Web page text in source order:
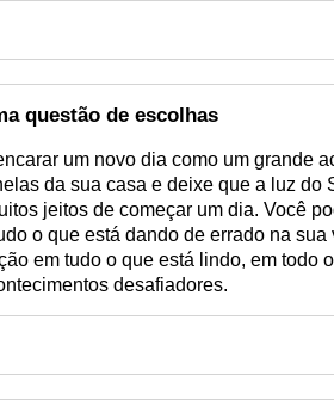
questão de escolhas
um novo dia como um grande
da sua casa e deixe que a luz do
jeitos de começar um dia. Você
o que está dando de errado na
em tudo o que está lindo, em todo
desafiadores.